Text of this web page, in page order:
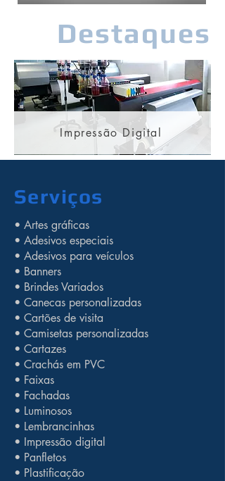
Destaques
Impressão Digital
Serviços
• Artes gráficas
• Adesivos especiais
• Adesivos para veículos
• Banners
• Brindes Variados
• Canecas personalizadas
• Cartões de visita
• Camisetas personalizadas
• Cartazes
• Crachás em PVC
• Faixas
• Fachadas
• Luminosos
• Lembrancinhas
• Impressão digital
• Panfletos
• Plastificação